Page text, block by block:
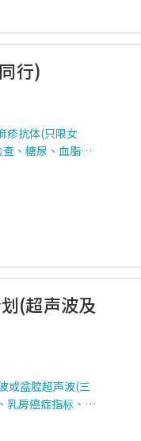
行)
疹抗体(只限女
查、糖尿、血脂…
(超声波及
或盆腔超声波(三
乳房癌症指标、…